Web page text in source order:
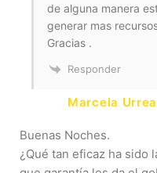
de alguna manera
generar mas
Gracias .
Responder
Marcela Urrea
Buenas Noches.
¿Qué tan eficaz ha sido